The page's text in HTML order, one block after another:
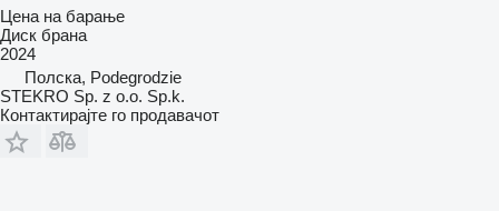
Цена на барање
Диск брана
2024
Полска, Podegrodzie
STEKRO Sp. z o.o. Sp.k.
Контактирајте го продавачот